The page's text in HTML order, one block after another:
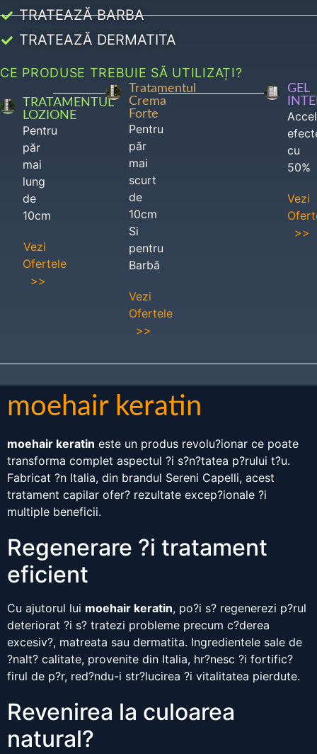
TRATEAZĂ BARBA
TRATEAZĂ DERMATITA
CE PRODUSE TREBUIE SĂ UTILIZAȚI?
TRATAMENTUL
LOZIONE
Pentru
păr
mai
lung
de
10cm
Vezi
Ofertele
>>
Tratamentul
Crema
Forte
Pentru
păr
mai
scurt
de
10cm
Si
pentru
Barbă
Vezi
Ofertele
>>
GEL
cu
50%
Vezi
>>
moehair keratin
moehair keratin este un produs revolu?ionar ce poate
transforma complet aspectul ?i s?n?tatea p?rului t?u.
Fabricat ?n Italia, din brandul Sereni Capelli, acest
tratament capilar ofer? rezultate excep?ionale ?i
multiple beneficii.
Regenerare ?i tratament
eficient
Cu ajutorul lui moehair keratin, po?i s? regenerezi p?rul
deteriorat ?i s? tratezi probleme precum c?derea
excesiv?, matreata sau dermatita. Ingredientele sale de
?nalt? calitate, provenite din Italia, hr?nesc ?i fortific?
firul de p?r, red?ndu-i str?lucirea ?i vitalitatea pierdute.
Revenirea la culoarea
natural?